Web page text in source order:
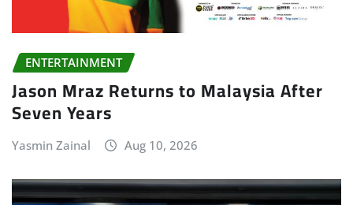
ENTERTAINMENT
Jason Mraz Returns to Malaysia After
Seven Years
Yasmin Zainal Aug 10, 2026